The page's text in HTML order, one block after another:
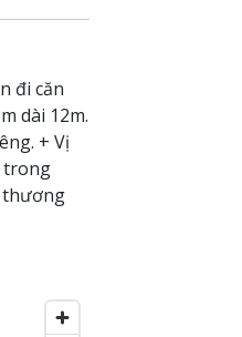
đi căn
dài 12m.
+ Vị
trong
thương